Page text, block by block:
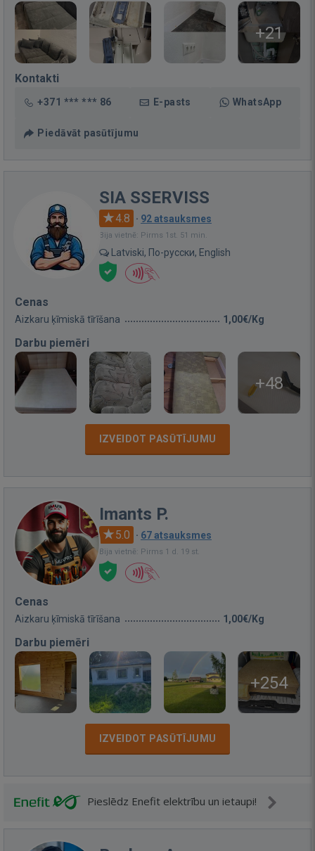
+21
Kontakti
+371 *** *** 86 E-pasts WhatsApp
Piedāvāt pasūtījumu
SIA SSERVISS
4.8 · 92 atsauksmes
Bija vietnē: Pirms 1st. 51 min.
Latviski, По-русски, English
Cenas
Aizkaru ķīmiskā tīrīšana 1,00€/Kg
Darbu piemēri
+48
IZVEIDOT PASŪTĪJUMU
Imants P.
5.0 · 67 atsauksmes
Bija vietnē: Pirms 1 d. 19 st.
Cenas
Aizkaru ķīmiskā tīrīšana 1,00€/Kg
Darbu piemēri
+254
IZVEIDOT PASŪTĪJUMU
Pieslēdz Enefit elektrību un ietaupi!